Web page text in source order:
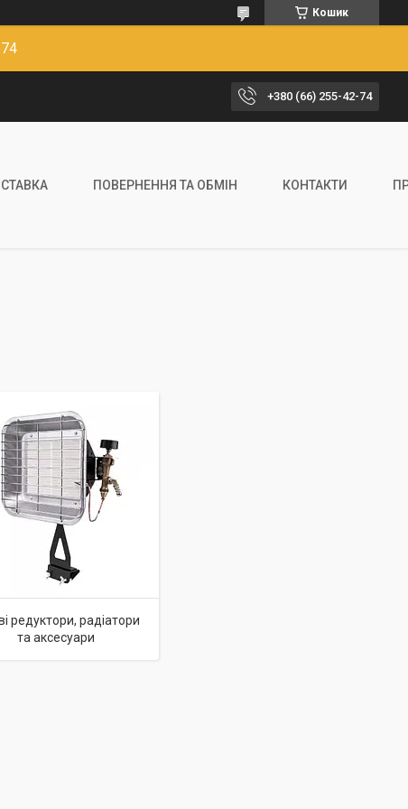
Кошик
+380 (66) 255-42-74
ПОВЕРНЕННЯ ТА ОБМІН КОНТАКТИ
редуктори, радіатори
та аксесуари